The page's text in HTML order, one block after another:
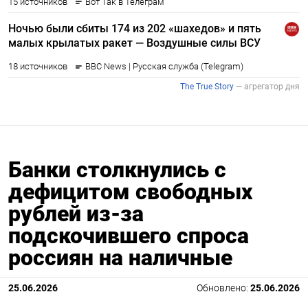
Банки столкнулись с
дефицитом свободных
рублей из-за
подскочившего спроса
россиян на наличные
25.06.2026 Обновлено: 25.06.2026